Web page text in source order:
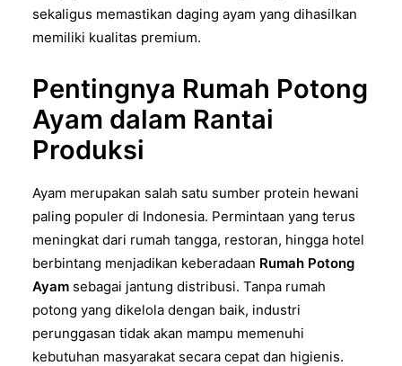
sekaligus memastikan daging ayam yang dihasilkan
memiliki kualitas premium.
Pentingnya Rumah Potong
Ayam dalam Rantai
Produksi
Ayam merupakan salah satu sumber protein hewani
paling populer di Indonesia. Permintaan yang terus
meningkat dari rumah tangga, restoran, hingga hotel
berbintang menjadikan keberadaan Rumah Potong
Ayam sebagai jantung distribusi. Tanpa rumah
potong yang dikelola dengan baik, industri
perunggasan tidak akan mampu memenuhi
kebutuhan masyarakat secara cepat dan higienis.